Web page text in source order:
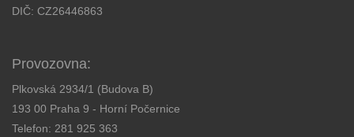
DIČ: CZ26446863
Provozovna:
Plkovská 2934/1 (Budova B)
193 00 Praha 9 - Horní Počernice
Telefon: 281 925 363